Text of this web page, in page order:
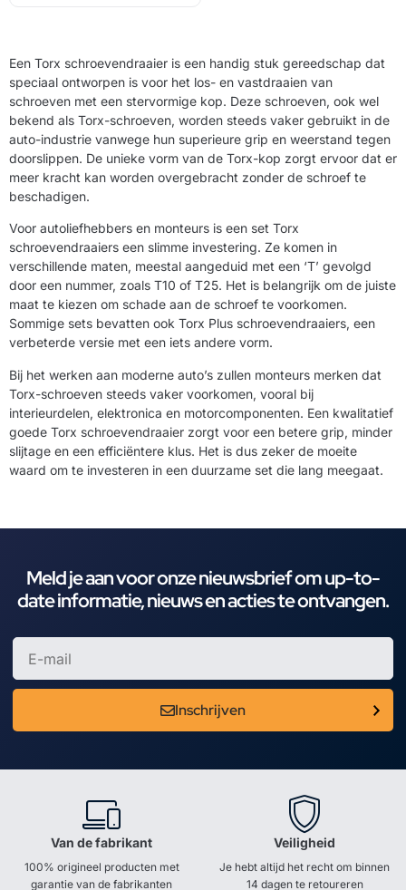
Een Torx schroevendraaier is een handig stuk gereedschap dat
speciaal ontworpen is voor het los- en vastdraaien van
schroeven met een stervormige kop. Deze schroeven, ook wel
bekend als Torx-schroeven, worden steeds vaker gebruikt in de
auto-industrie vanwege hun superieure grip en weerstand tegen
doorslippen. De unieke vorm van de Torx-kop zorgt ervoor dat er
meer kracht kan worden overgebracht zonder de schroef te
beschadigen.
Voor autoliefhebbers en monteurs is een set Torx
schroevendraaiers een slimme investering. Ze komen in
verschillende maten, meestal aangeduid met een ‘T’ gevolgd
door een nummer, zoals T10 of T25. Het is belangrijk om de juiste
maat te kiezen om schade aan de schroef te voorkomen.
Sommige sets bevatten ook Torx Plus schroevendraaiers, een
verbeterde versie met een iets andere vorm.
Bij het werken aan moderne auto’s zullen monteurs merken dat
Torx-schroeven steeds vaker voorkomen, vooral bij
interieurdelen, elektronica en motorcomponenten. Een kwalitatief
goede Torx schroevendraaier zorgt voor een betere grip, minder
slijtage en een efficiëntere klus. Het is dus zeker de moeite
waard om te investeren in een duurzame set die lang meegaat.
Meld je aan voor onze nieuwsbrief om up-to-
date informatie, nieuws en acties te ontvangen.
Inschrijven
Van de fabrikant
100% origineel producten met
garantie van de fabrikanten
Veiligheid
Je hebt altijd het recht om binnen
14 dagen te retoureren